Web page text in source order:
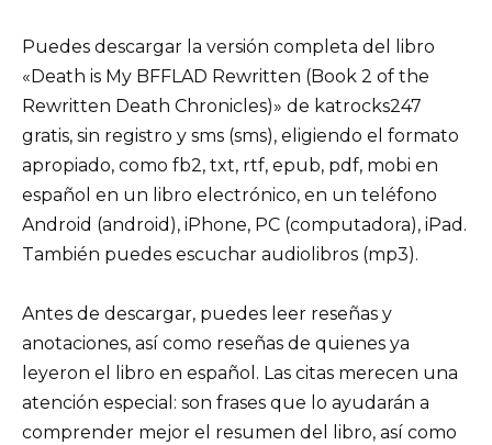
Puedes descargar la versión completa del libro
«Death is My BFFLAD Rewritten (Book 2 of the
Rewritten Death Chronicles)» de katrocks247
gratis, sin registro y sms (sms), eligiendo el formato
apropiado, como fb2, txt, rtf, epub, pdf, mobi en
español en un libro electrónico, en un teléfono
Android (android), iPhone, PC (computadora), iPad.
También puedes escuchar audiolibros (mp3).
Antes de descargar, puedes leer reseñas y
anotaciones, así como reseñas de quienes ya
leyeron el libro en español. Las citas merecen una
atención especial: son frases que lo ayudarán a
comprender mejor el resumen del libro, así como